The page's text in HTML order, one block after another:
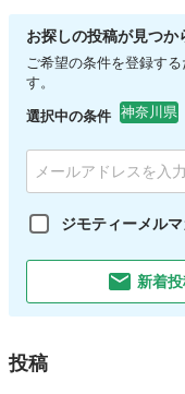
お探しの投稿が見つか
ご希望の条件を登録す
す。
選択中の条件 神奈川県
ジモティーメル
新着
投稿